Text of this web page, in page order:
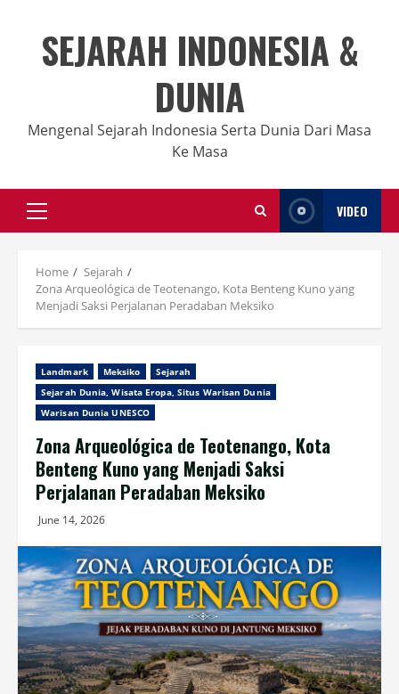
contentSEJARAH INDONESIA &
DUNIA
Mengenal Sejarah Indonesia Serta Dunia Dari Masa
Ke Masa
Primary
Menu
VIDEO
Home
Sejarah
Zona Arqueológica de Teotenango, Kota Benteng Kuno yang
Menjadi Saksi Perjalanan Peradaban Meksiko
Landmark Meksiko
Sejarah
Sejarah Dunia, Wisata Eropa, Situs Warisan Dunia
Warisan Dunia UNESCO
Zona Arqueológica de Teotenango, Kota
Benteng Kuno yang Menjadi Saksi
Perjalanan Peradaban Meksiko
June 14, 2026